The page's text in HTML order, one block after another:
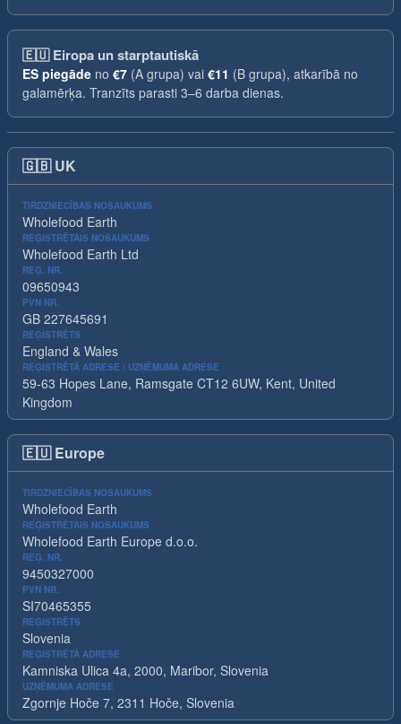
🇪🇺Eiropa un starptautiskā
ES piegāde no €7 (A grupa) vai €11 (B grupa), atkarībā no
galamērķa. Tranzīts parasti 3–6 darba dienas.
🇬🇧 UK
TIRDZNIECĪBAS NOSAUKUMS
Wholefood Earth
REĢISTRĒTAIS NOSAUKUMS
Wholefood Earth Ltd
REĢ. NR.
09650943
PVN NR.
GB 227645691
REĢISTRĒTS
England & Wales
REĢISTRĒTĀ ADRESE / UZŅĒMUMA ADRESE
59-63 Hopes Lane, Ramsgate CT12 6UW, Kent, United
Kingdom
🇪🇺 Europe
TIRDZNIECĪBAS NOSAUKUMS
Wholefood Earth
REĢISTRĒTAIS NOSAUKUMS
Wholefood Earth Europe d.o.o.
REĢ. NR.
9450327000
PVN NR.
SI70465355
REĢISTRĒTS
Slovenia
REĢISTRĒTĀ ADRESE
Kamniska Ulica 4a, 2000, Maribor, Slovenia
UZŅĒMUMA ADRESE
Zgornje Hoče 7, 2311 Hoče, Slovenia